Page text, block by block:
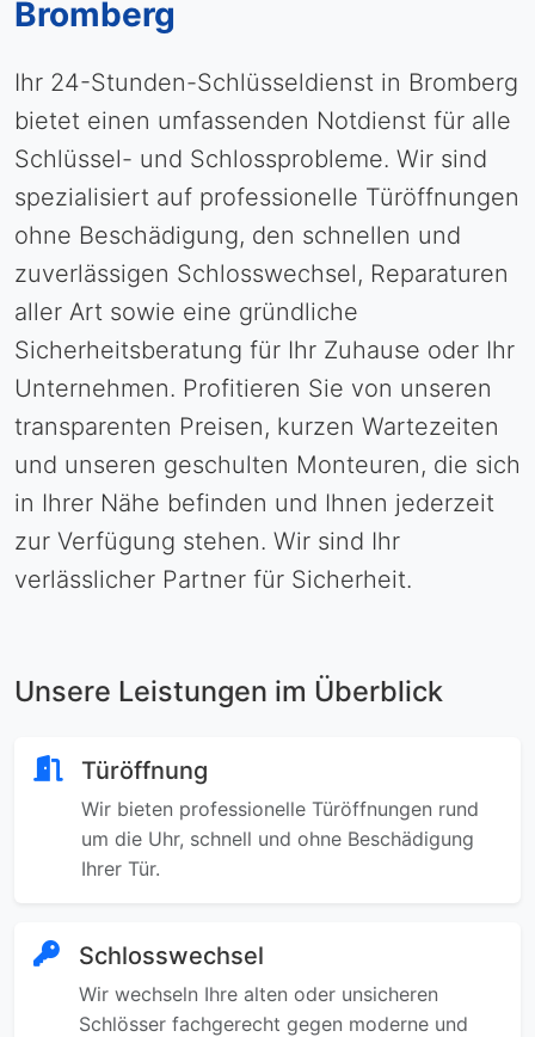
Bromberg
Ihr 24-Stunden-Schlüsseldienst in Bromberg
bietet einen umfassenden Notdienst für alle
Schlüssel- und Schlossprobleme. Wir sind
spezialisiert auf professionelle Türöffnungen
ohne Beschädigung, den schnellen und
zuverlässigen Schlosswechsel, Reparaturen
aller Art sowie eine gründliche
Sicherheitsberatung für Ihr Zuhause oder Ihr
Unternehmen. Profitieren Sie von unseren
transparenten Preisen, kurzen Wartezeiten
und unseren geschulten Monteuren, die sich
in Ihrer Nähe befinden und Ihnen jederzeit
zur Verfügung stehen. Wir sind Ihr
verlässlicher Partner für Sicherheit.
Unsere Leistungen im Überblick
Türöffnung
Wir bieten professionelle Türöffnungen rund
um die Uhr, schnell und ohne Beschädigung
Ihrer Tür.
Schlosswechsel
Wir wechseln Ihre alten oder unsicheren
Schlösser fachgerecht gegen moderne und